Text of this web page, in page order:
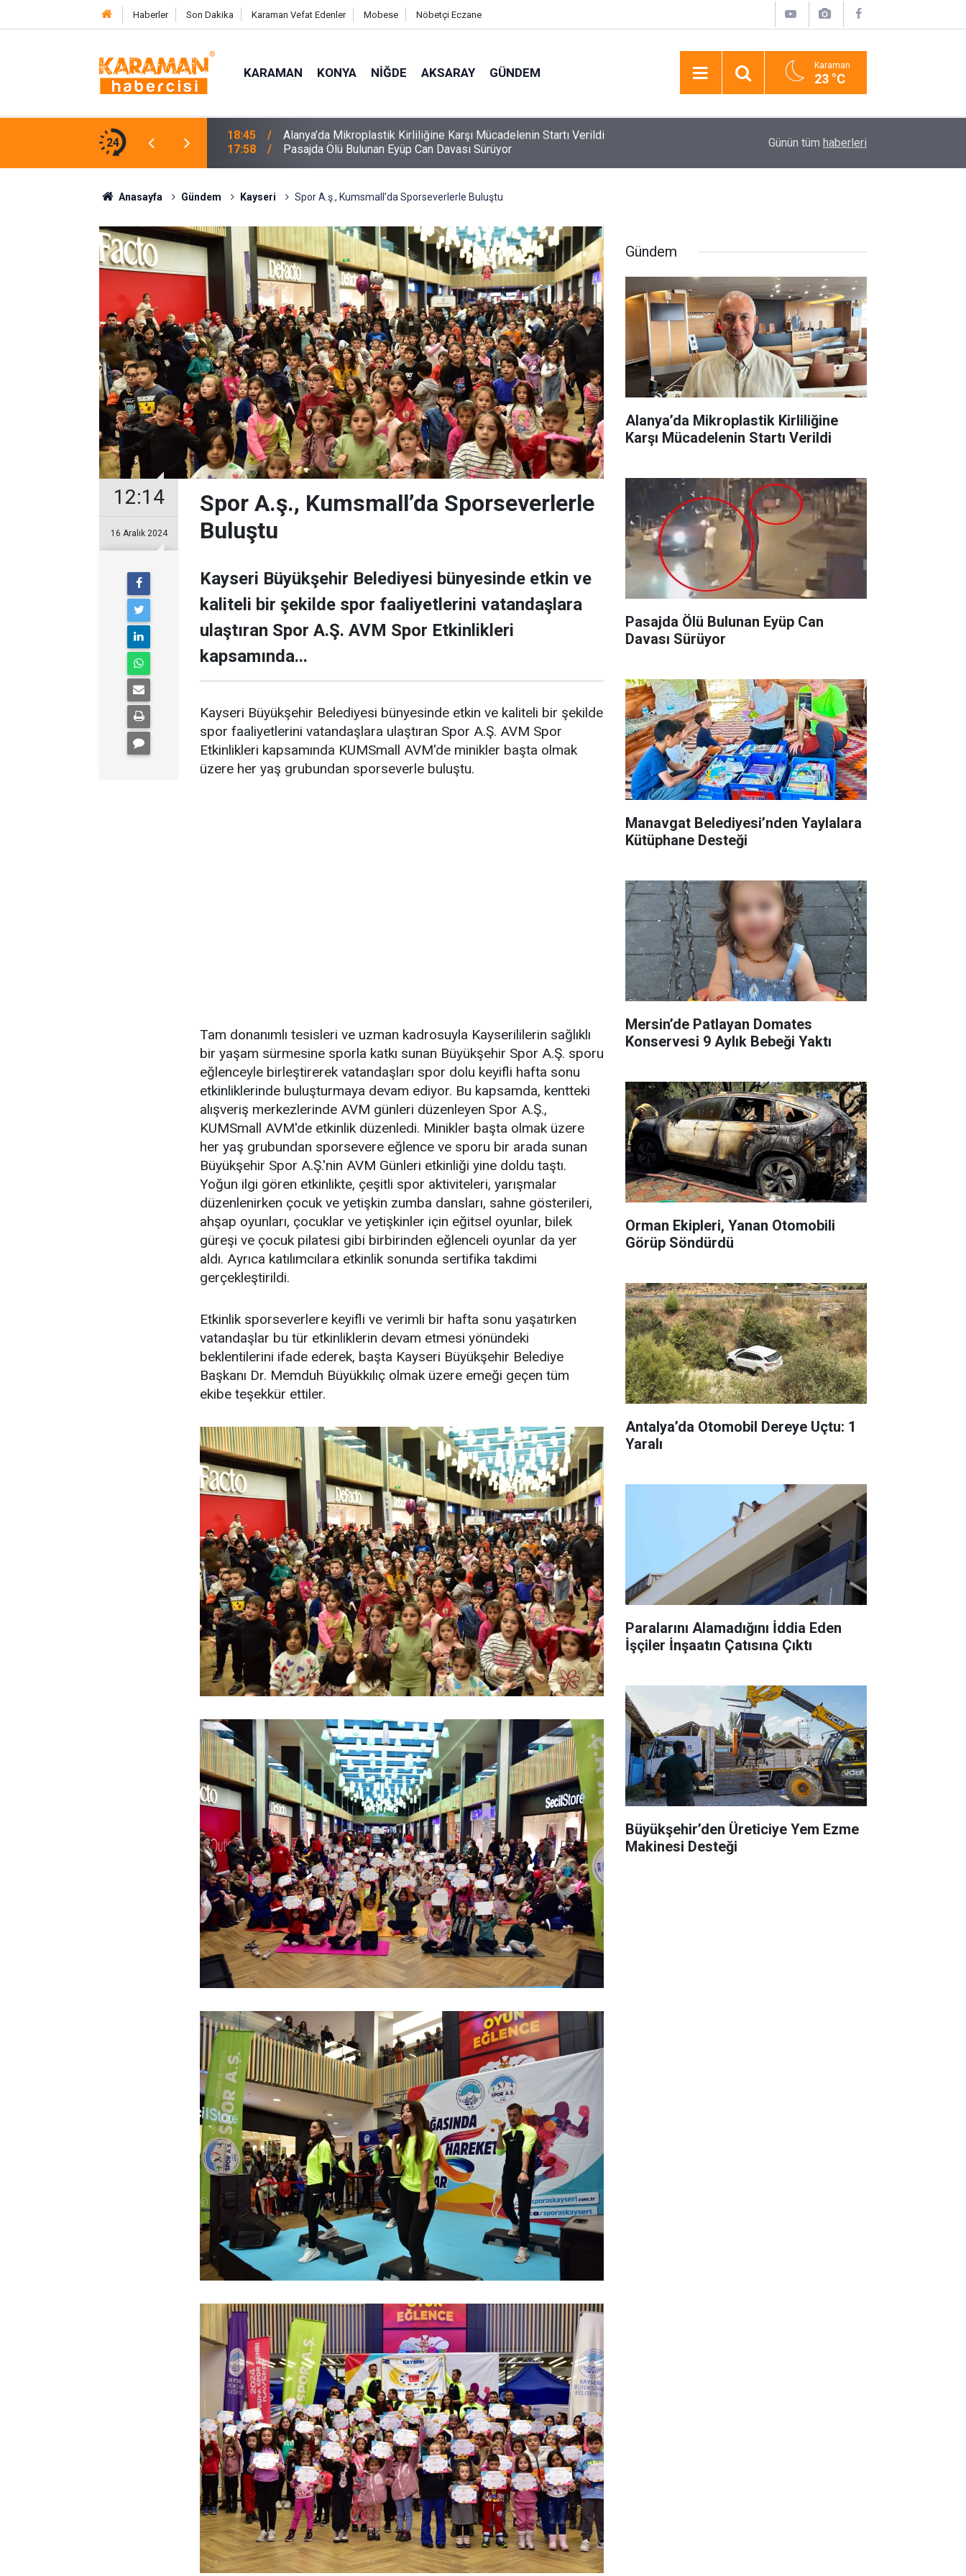
Haberler Son Dakika Karaman Vefat Edenler Mobese Nöbetçi Eczane
KARAMAN KONYA NIĞDE AKSARAY GÜNDEM Karaman
23 °C
24
Mücadelenin Startı Verildi 17:58 Pasajda Ölü Bulunan Eyüp Can Davası Sürüyor Lüks Otomobille Kar Maskeli Milyonluk Soygun
Günün tüm haberleri
Anasayfa Gündem Kayseri Spor A.ş., Kumsmall’da Sporseverlerle Buluştu
12:14
16 Aralık 2024
Spor A.ş., Kumsmall’da Sporseverlerle
Buluştu
Kayseri Büyükşehir Belediyesi bünyesinde etkin ve
kaliteli bir şekilde spor faaliyetlerini vatandaşlara
ulaştıran Spor A.Ş. AVM Spor Etkinlikleri
kapsamında...
Kayseri Büyükşehir Belediyesi bünyesinde etkin ve kaliteli bir şekilde
spor faaliyetlerini vatandaşlara ulaştıran Spor A.Ş. AVM Spor
Etkinlikleri kapsamında KUMSmall AVM'de minikler başta olmak
üzere her yaş grubundan sporseverle buluştu.
Tam donanımlı tesisleri ve uzman kadrosuyla Kayserililerin sağlıklı
bir yaşam sürmesine sporla katkı sunan Büyükşehir Spor A.Ş. sporu
eğlenceyle birleştirerek vatandaşları spor dolu keyifli hafta sonu
etkinliklerinde buluşturmaya devam ediyor. Bu kapsamda, kentteki
alışveriş merkezlerinde AVM günleri düzenleyen Spor A.Ş.,
KUMSmall AVM'de etkinlik düzenledi. Minikler başta olmak üzere
her yaş grubundan sporsevere eğlence ve sporu bir arada sunan
Büyükşehir Spor A.Ş.'nin AVM Günleri etkinliği yine doldu taştı.
Yoğun ilgi gören etkinlikte, çeşitli spor aktiviteleri, yarışmalar
düzenlenirken çocuk ve yetişkin zumba dansları, sahne gösterileri,
ahşap oyunları, çocuklar ve yetişkinler için eğitsel oyunlar, bilek
güreşi ve çocuk pilatesi gibi birbirinden eğlenceli oyunlar da yer
aldı. Ayrıca katılımcılara etkinlik sonunda sertifika takdimi
gerçekleştirildi.
Etkinlik sporseverlere keyifli ve verimli bir hafta sonu yaşatırken
vatandaşlar bu tür etkinliklerin devam etmesi yönündeki
beklentilerini ifade ederek, başta Kayseri Büyükşehir Belediye
Başkanı Dr. Memduh Büyükkılıç olmak üzere emeği geçen tüm
ekibe teşekkür ettiler.
Gündem
Alanya’da Mikroplastik Kirliliğine
Karşı Mücadelenin Startı Verildi
Pasajda Ölü Bulunan Eyüp Can
Davası Sürüyor
Manavgat Belediyesi’nden Yaylalara
Kütüphane Desteği
Mersin’de Patlayan Domates
Konservesi 9 Aylık Bebeği Yaktı
Orman Ekipleri, Yanan Otomobili
Görüp Söndürdü
Antalya’da Otomobil Dereye Uçtu: 1
Yaralı
Paralarını Alamadığını İddia Eden
İşçiler İnşaatın Çatısına Çıktı
Büyükşehir’den Üreticiye Yem Ezme
Makinesi Desteği